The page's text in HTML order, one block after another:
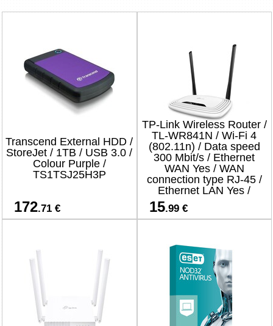
Transcend External HDD /
StoreJet / 1TB / USB 3.0 /
Colour Purple /
TS1TSJ25H3P
172.71 €
TP-Link Wireless Router /
TL-WR841N / Wi-Fi 4
(802.11n) / Data speed
300 Mbit/s / Ethernet
WAN Yes / WAN
connection type RJ-45 /
Ethernet LAN Yes /
4xLAN ports
15.99 €